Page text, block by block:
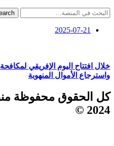
2025-07-21
خلال افتتاح اليوم الإفريقي
واسترجاع الأموال المنهوبة
كل الحقوق محفوظة
2024 ©